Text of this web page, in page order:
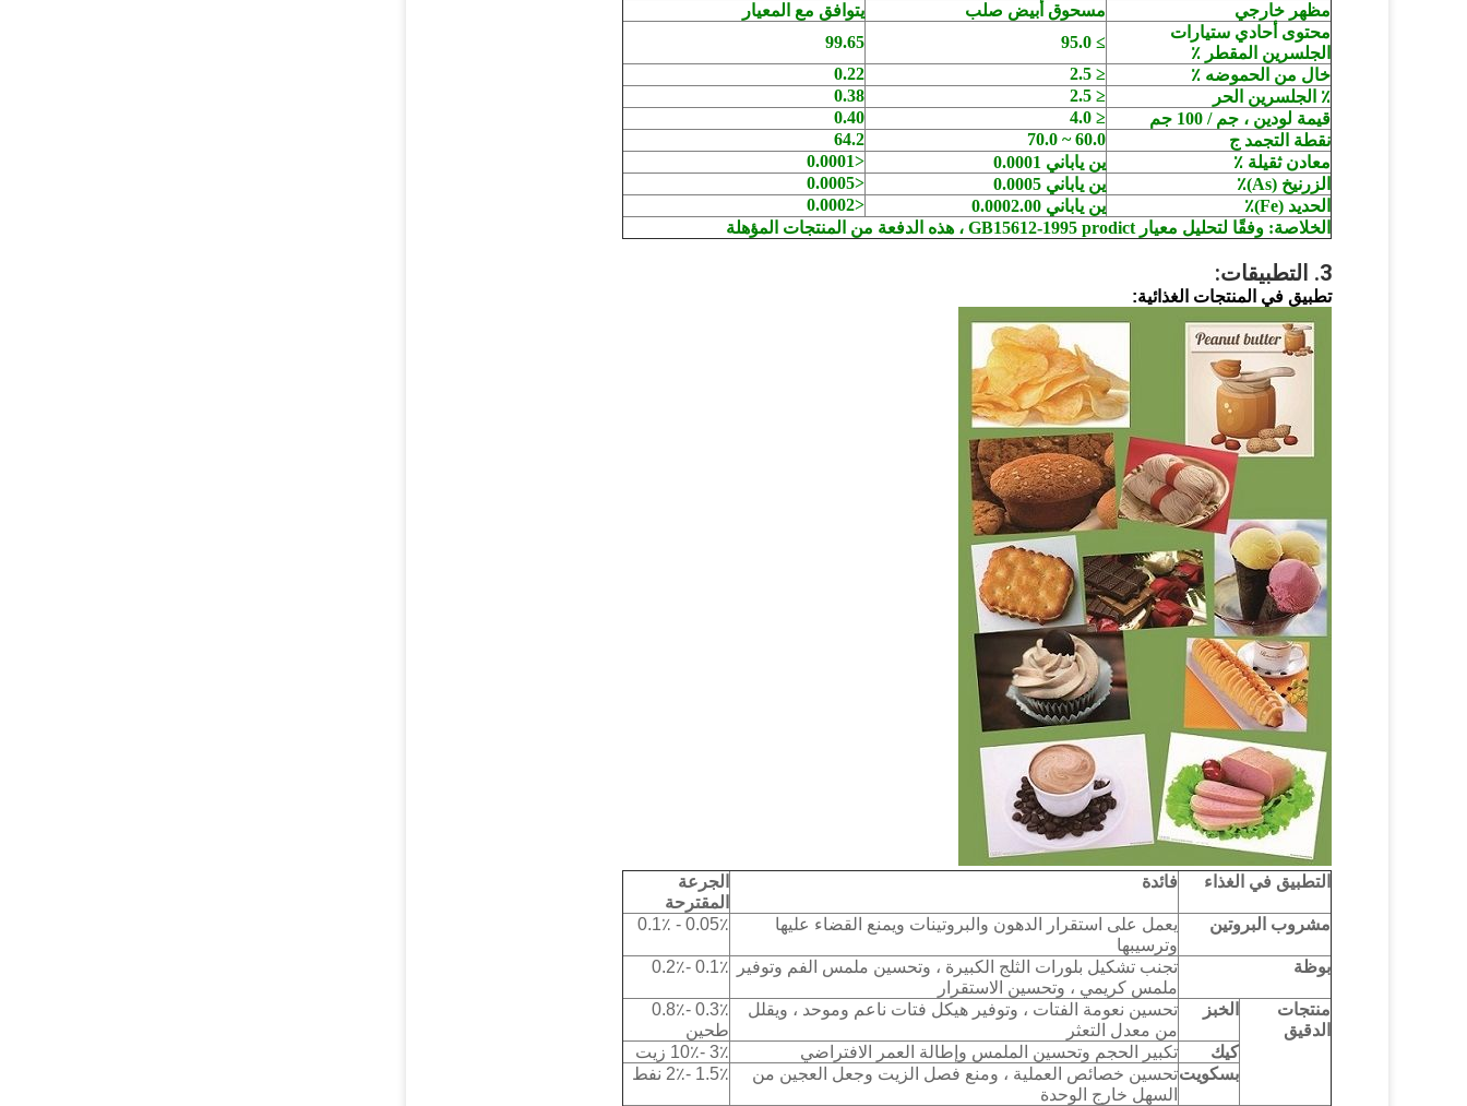
مظهر خارجي
مسحوق أبيض صلب
يتوافق مع المعيار
محتوى أحادي ستيارات
الجلسرين المقطر ٪
≥ 95.0
99.65
خال من الحموضه ٪
≤ 2.5
0.22
٪ الجلسرين الحر
≤ 2.5
0.38
قيمة لودين ، جم / 100 جم
≤ 4.0
0.40
نقطة التجمد ج
60.0 ~ 70.0
64.2
معادن ثقيلة ٪
ين ياباني 0.0001
<0.0001
الزرنيخ (As)٪
ين ياباني 0.0005
<0.0005
الحديد (Fe)٪
ين ياباني 0.0002.00
<0.0002
الخلاصة: وفقًا لتحليل معيار GB15612-1995 prodict ، هذه الدفعة من المنتجات المؤهلة
3. التطبيقات:
تطبيق في المنتجات الغذائية:
التطبيق في الغذاء فائدة
الجرعة
المقترحة
مشروب البروتين
يعمل على استقرار الدهون والبروتينات ويمنع القضاء عليها
وترسيبها
0.05٪ - 0.1٪
بوظة
تجنب تشكيل بلورات الثلج الكبيرة ، وتحسين ملمس الفم وتوفير
ملمس كريمي ، وتحسين الاستقرار
0.1٪ -0.2٪
منتجات
الدقيق
الخبز
تحسين نعومة الفتات ، وتوفير هيكل فتات ناعم وموحد ، ويقلل
من معدل التعثر
0.3٪ -0.8٪
طحين
كيك
تكبير الحجم وتحسين الملمس وإطالة العمر الافتراضي
3٪ -10٪ زيت
بسكويتتحسين خصائص العملية ، ومنع فصل الزيت وجعل العجين من
السهل خارج الوحدة
1.5٪ -2٪ نفط